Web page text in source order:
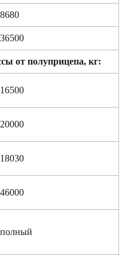
8680
36500
от полуприцепа, кг:
16500
20000
18030
46000
полный